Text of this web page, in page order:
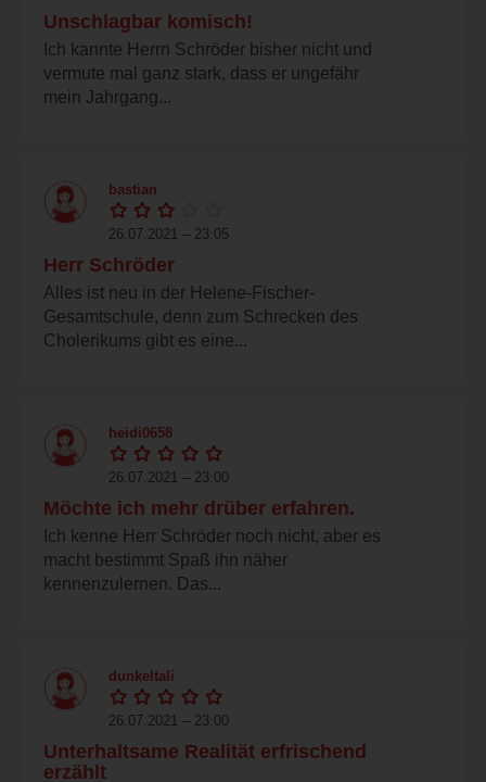
Unschlagbar komisch!
Ich kannte Herrn Schröder bisher nicht und
vermute mal ganz stark, dass er ungefähr
mein Jahrgang...
bastian
26.07.2021 – 23:05
Herr Schröder
Alles ist neu in der Helene-Fischer-
Gesamtschule, denn zum Schrecken des
Cholerikums gibt es eine...
heidi0658
26.07.2021 – 23:00
Möchte ich mehr drüber erfahren.
Ich kenne Herr Schröder noch nicht, aber es
macht bestimmt Spaß ihn näher
kennenzulernen. Das...
dunkeltali
26.07.2021 – 23:00
Unterhaltsame Realität erfrischend
erzählt